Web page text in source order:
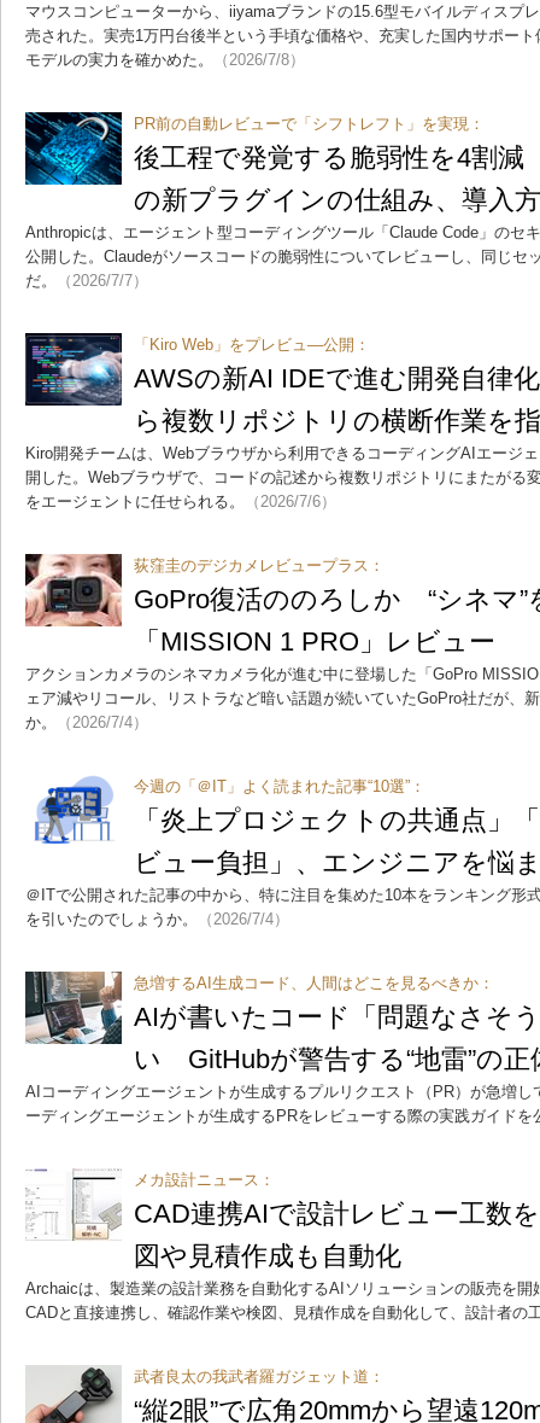
マウスコンピューターから、iiyamaブランドの15.6型モバイルディスプ
売された。実売1万円台後半という手頃な価格や、充実した国内サポー
モデルの実力を確かめた。
（2026/7/8）
PR前の自動レビューで「シフトレフト」を実現：
後工程で発覚する脆弱性を4割
の新プラグインの仕組み、導入
Anthropicは、エージェント型コーディングツール「Claude Code」のセ
公開した。Claudeがソースコードの脆弱性についてレビューし、同じセ
だ。
（2026/7/7）
「Kiro Web」をプレビュ―公開：
AWSの新AI IDEで進む開発自律
ら複数リポジトリの横断作業を
Kiro開発チームは、Webブラウザから利用できるコーディングAIエージ
開した。Webブラウザで、コードの記述から複数リポジトリにまたがる
をエージェントに任せられる。
（2026/7/6）
荻窪圭のデジカメレビュープラス：
GoPro復活ののろしか “シネマ”
「MISSION 1 PRO」レビュー
アクションカメラのシネマカメラ化が進む中に登場した「GoPro
ェア減やリコール、リストラなど暗い話題が続いていたGoPro社だが、
か。
（2026/7/4）
今週の「＠IT」よく読まれた記事“10選”：
「炎上プロジェクトの共通点」
ビュー負担」、エンジニアを悩
＠ITで公開された記事の中から、特に注目を集めた10本をランキング形
を引いたのでしょうか。
（2026/7/4）
急増するAI生成コード、人間はどこを見るべきか：
AIが書いたコード「問題なさそ
い GitHubが警告する“地雷”の正
AIコーディングエージェントが生成するプルリクエスト（PR）が急増
ーディングエージェントが生成するPRをレビューする際の実践ガイドを
メカ設計ニュース：
CAD連携AIで設計レビュー工数
図や見積作成も自動化
Archaicは、製造業の設計業務を自動化するAIソリューションの販売を開
CADと直接連携し、確認作業や検図、見積作成を自動化して、設計者の
武者良太の我武者羅ガジェット道：
“縦2眼”で広角20mmから望遠